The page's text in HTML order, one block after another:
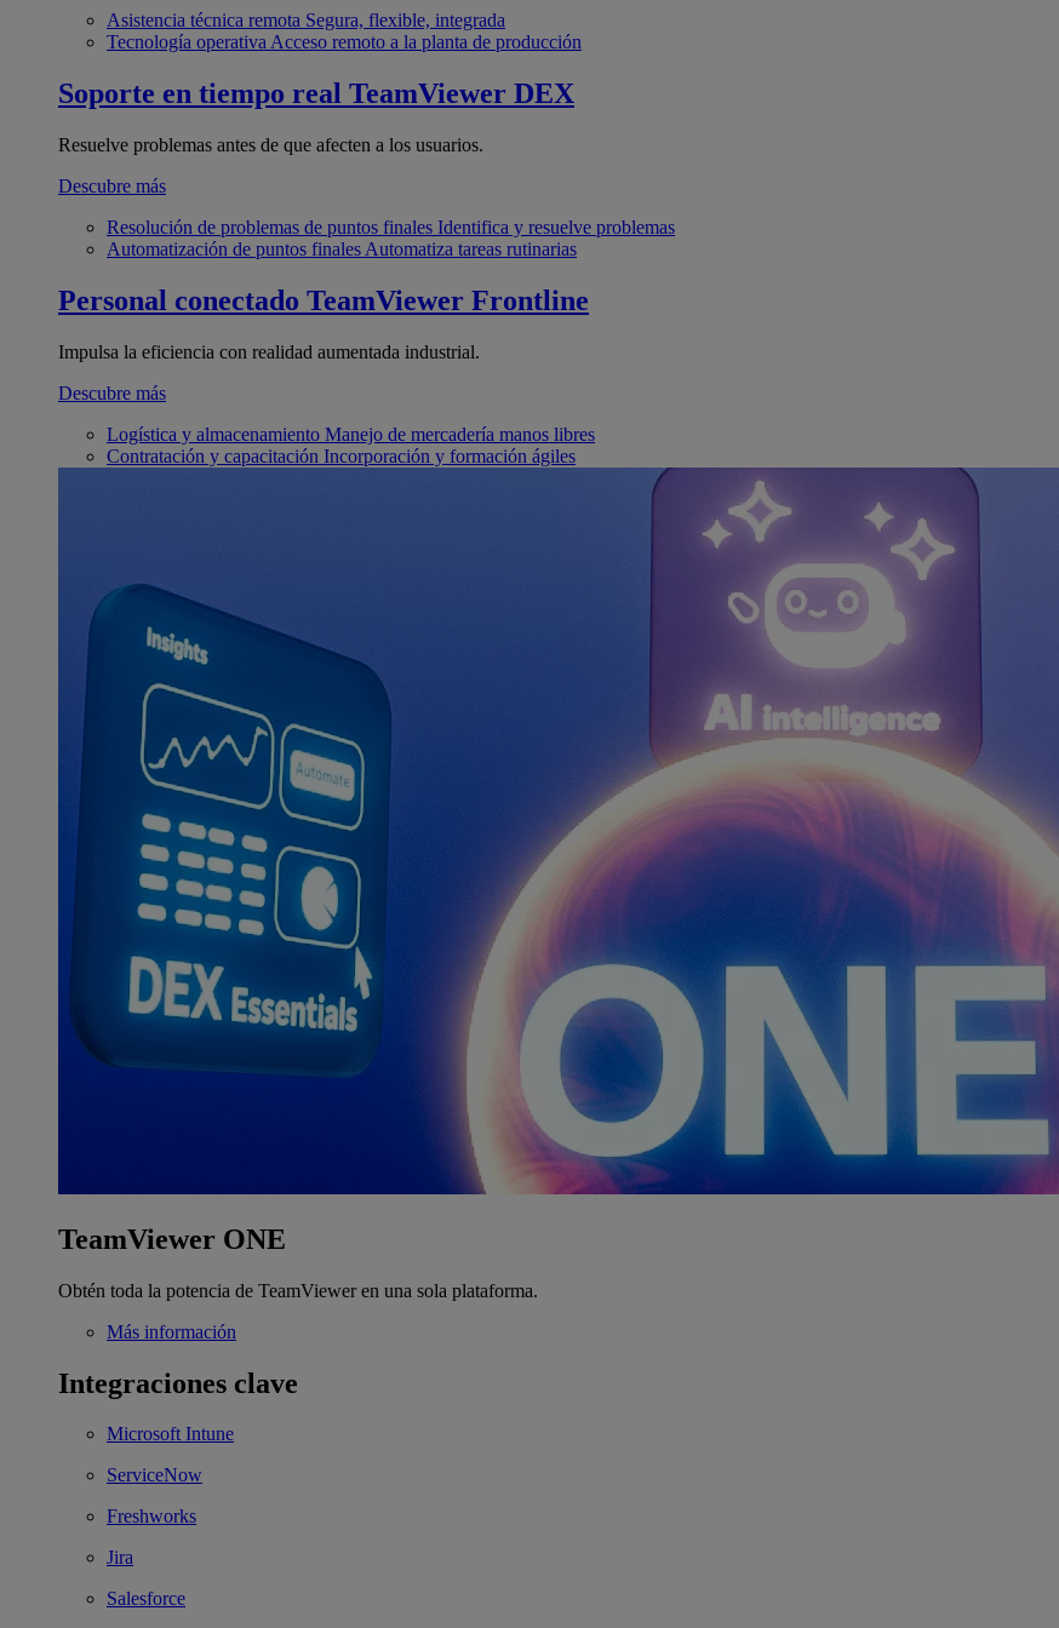
Asistencia técnica remota Segura, flexible, integrada
Tecnología operativa Acceso remoto a la planta de producción
Soporte en tiempo real TeamViewer DEX
Resuelve problemas antes de que afecten a los usuarios.
Descubre más
Resolución de problemas de puntos finales Identifica y resuelve problemas
Automatización de puntos finales Automatiza tareas rutinarias
Personal conectado TeamViewer Frontline
Impulsa la eficiencia con realidad aumentada industrial.
Descubre más
Logística y almacenamiento Manejo de mercadería manos libres
Contratación y capacitación Incorporación y formación ágiles
TeamViewer ONE
Obtén toda la potencia de TeamViewer en una sola plataforma.
Más información
Integraciones clave
Microsoft Intune
ServiceNow
Freshworks
Jira
Salesforce